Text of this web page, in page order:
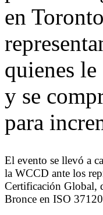
en
quienes
y se
para
El evento se llevó a
la WCCD ante los
Certificación Global,
Bronce en ISO